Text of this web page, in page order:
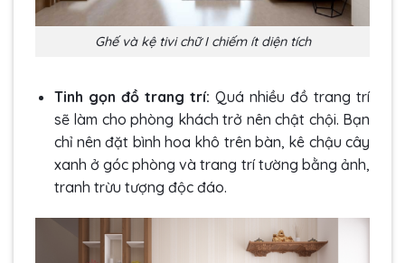
Ghế và kệ tivi chữ I chiếm ít diện tích
Tinh gọn đồ trang trí: Quá nhiều đồ trang trí
sẽ làm cho phòng khách trở nên chật chội. Bạn
chỉ nên đặt bình hoa khô trên bàn, kê chậu cây
xanh ở góc phòng và trang trí tường bằng ảnh,
tranh trừu tượng độc đáo.